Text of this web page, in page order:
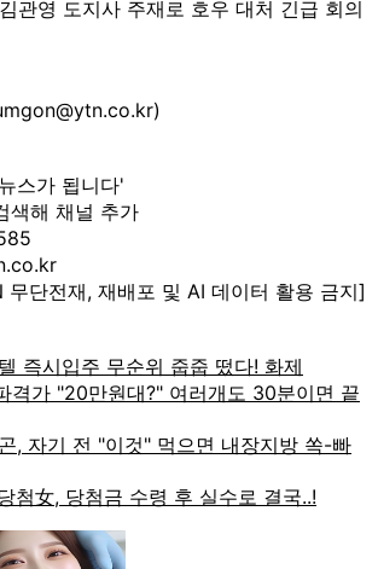
관영 도지사 주재로 호우 대처 긴급 회의
스가 됩니다'
색해 채널 추가
단전재, 재배포 및 AI 데이터 활용 금지]